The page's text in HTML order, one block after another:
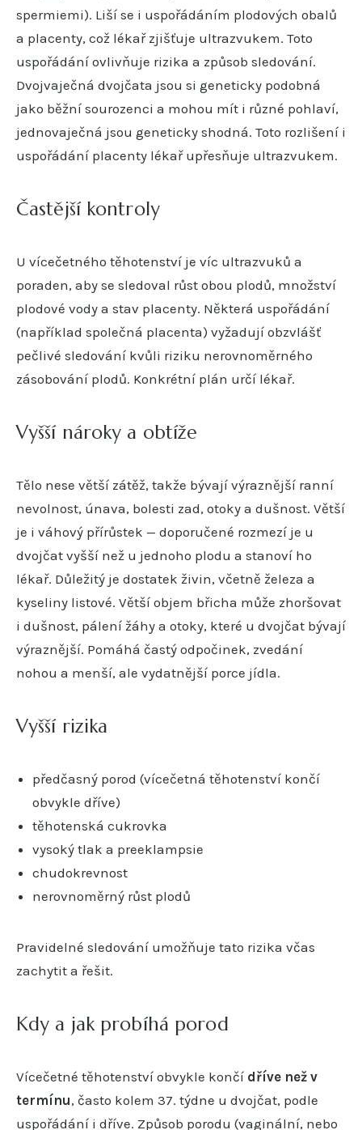
spermiemi). Liší se i uspořádáním plodových obalů
a placenty, což lékař zjišťuje ultrazvukem. Toto
uspořádání ovlivňuje rizika a způsob sledování.
Dvojvaječná dvojčata jsou si geneticky podobná
jako běžní sourozenci a mohou mít i různé pohlaví,
jednovaječná jsou geneticky shodná. Toto rozlišení i
uspořádání placenty lékař upřesňuje ultrazvukem.
Častější kontroly
U vícečetného těhotenství je víc ultrazvuků a
poraden, aby se sledoval růst obou plodů, množství
plodové vody a stav placenty. Některá uspořádání
(například společná placenta) vyžadují obzvlášť
pečlivé sledování kvůli riziku nerovnoměrného
zásobování plodů. Konkrétní plán určí lékař.
Vyšší nároky a obtíže
Tělo nese větší zátěž, takže bývají výraznější ranní
nevolnost, únava, bolesti zad, otoky a dušnost. Větší
je i váhový přírůstek — doporučené rozmezí je u
dvojčat vyšší než u jednoho plodu a stanoví ho
lékař. Důležitý je dostatek živin, včetně železa a
kyseliny listové. Větší objem břicha může zhoršovat
i dušnost, pálení žáhy a otoky, které u dvojčat bývají
výraznější. Pomáhá častý odpočinek, zvedání
nohou a menší, ale vydatnější porce jídla.
Vyšší rizika
předčasný porod (vícečetná těhotenství končí
obvykle dříve)
těhotenská cukrovka
vysoký tlak a preeklampsie
chudokrevnost
nerovnoměrný růst plodů
Pravidelné sledování umožňuje tato rizika včas
zachytit a řešit.
Kdy a jak probíhá porod
Vícečetné těhotenství obvykle končí dříve než v
termínu, často kolem 37. týdne u dvojčat, podle
uspořádání i dříve. Způsob porodu (vaginální, nebo